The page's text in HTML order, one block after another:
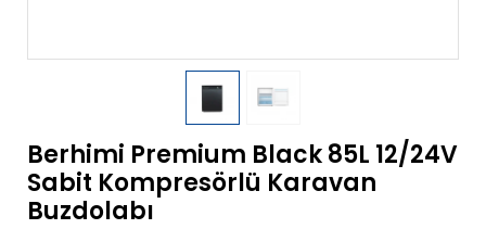
Berhimi Premium Black 85L 12/24V
Sabit Kompresörlü Karavan
Buzdolabı